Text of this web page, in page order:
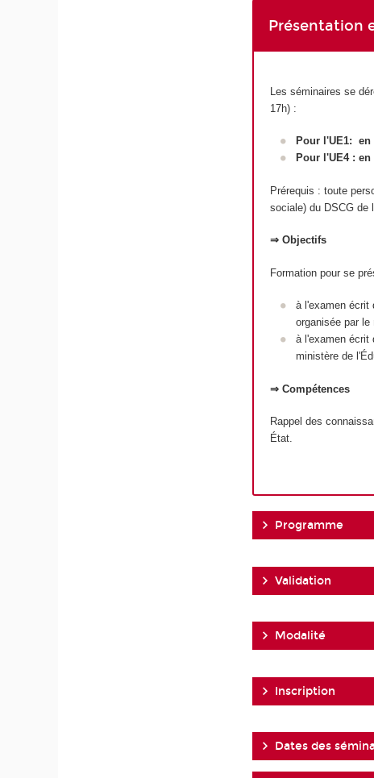
Présentation
Les séminaires se
17h) :
Pour l'UE1: en
Pour l'UE4 : en
Prérequis : toute
sociale) du DSCG de
⇒ Objectifs
Formation pour se
à l'examen écrit
organisée par
à l'examen écrit
ministère de
⇒ Compétences
Rappel des
État.
Programme
Validation
Modalité
Inscription
Dates des